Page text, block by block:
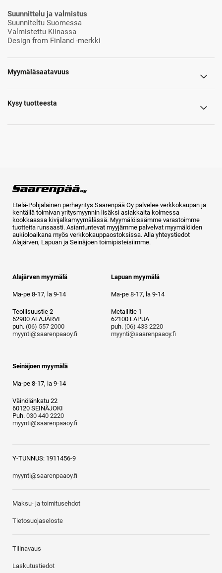
Suunnittelu ja valmistus
Suunniteltu Suomessa
Valmistettu Kiinassa
Design from Finland -merkki
Myymäläsaatavuus
Kysy tuotteesta
Etelä-Pohjalainen perheyritys Saarenpää Oy palvelee verkkokaupan ja
kentällä toimivan yritysmyynnin lisäksi asiakkaita kolmessa
kookkaassa kivijalkamyymälässä. Myymälöissämme varastoimme
tuotteita runsaasti. Asiantuntevat myyjämme palvelvat myymälöiden
aukioloaikana myös verkkokauppaostoksissa. Alla yhteystiedot
Alajärven, Lapuan ja Seinäjoen toimipisteisiimme.
Alajärven myymälä
Ma-pe 8-17, la 9-14
Teollisuustie 2
62900 ALAJÄRVI
puh. (06) 557 2000
myynti@saarenpaaoy.fi
Lapuan myymälä
Ma-pe 8-17, la 9-14
Metallitie 1
62100 LAPUA
puh. (06) 433 2220
myynti@saarenpaaoy.fi
Seinäjoen myymälä
Ma-pe 8-17, la 9-14
Väinölänkatu 22
60120 SEINÄJOKI
Puh. 030 440 2220
myynti@saarenpaaoy.fi
Y-TUNNUS: 1911456-9
myynti@saarenpaaoy.fi
Maksu- ja toimitusehdot
Tietosuojaseloste
Tilinavaus
Laskutustiedot